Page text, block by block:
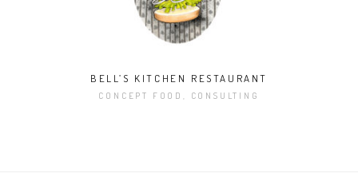
BELL’S KITCHEN RESTAURANT
CONCEPT FOOD, CONSULTING